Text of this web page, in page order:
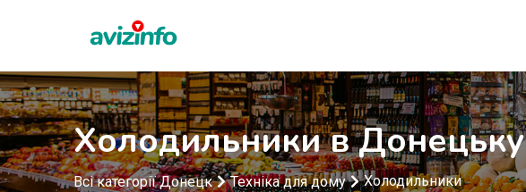
Холодильники в Донецьку
Всі категорії Донецк Техніка для дому Холодильники